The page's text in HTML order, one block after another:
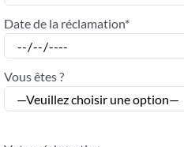
Date de la réclamation*
Vous êtes ?